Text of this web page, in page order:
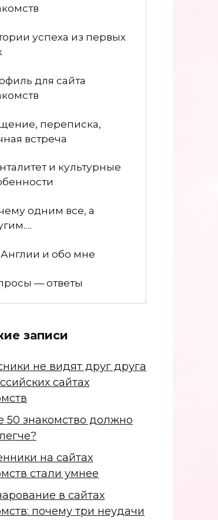
успеха из первых
для сайта
переписка,
встреча
и культурные
одним все, а
и обо мне
— ответы
записи
не видят друг друга
сайтах
50 знакомство должно
на сайтах
стали умнее
в сайтах
почему три неудачи